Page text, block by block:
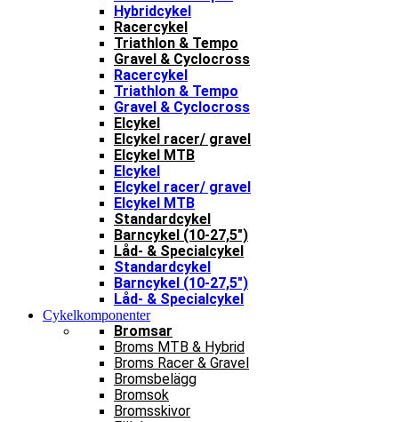
Hybridcykel
Racercykel
Triathlon & Tempo
Gravel & Cyclocross
Racercykel
Triathlon & Tempo
Gravel & Cyclocross
Elcykel
Elcykel racer/ gravel
Elcykel MTB
Elcykel
Elcykel racer/ gravel
Elcykel MTB
Standardcykel
Barncykel (10-27,5″)
Låd- & Specialcykel
Standardcykel
Barncykel (10-27,5″)
Låd- & Specialcykel
Cykelkomponenter
Bromsar
Broms MTB & Hybrid
Broms Racer & Gravel
Bromsbelägg
Bromsok
Bromsskivor